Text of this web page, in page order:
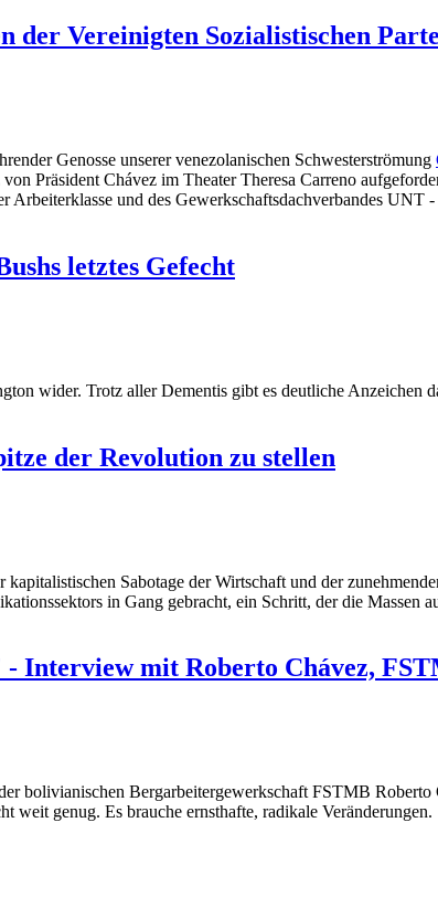
Vereinigten Sozialistischen
Genosse unserer venezolanischen Schwesterströmung
Präsident Chávez im Theater Theresa Carreno
Arbeiterklasse und des Gewerkschaftsdachverbandes
letztes Gefecht
wider. Trotz aller Dementis gibt es deutliche Anzeichen
der Revolution zu stellen
Sabotage der Wirtschaft und der
in Gang gebracht, ein Schritt, der die
Interview mit Roberto Chávez,
bolivianischen Bergarbeitergewerkschaft FSTMB
genug. Es brauche ernsthafte, radikale Veränderungen.